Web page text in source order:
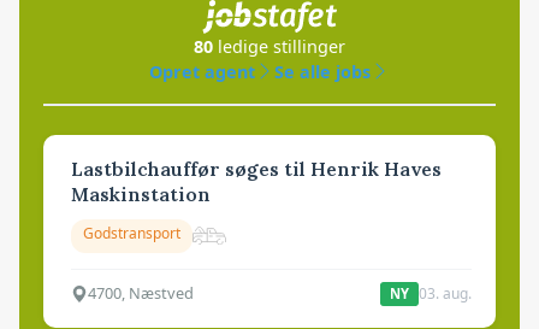
80 ledige stillinger
Opret agent
Se alle jobs
Lastbilchauffør søges til Henrik Haves
Maskinstation
Godstransport
4700, Næstved NY 03. aug.